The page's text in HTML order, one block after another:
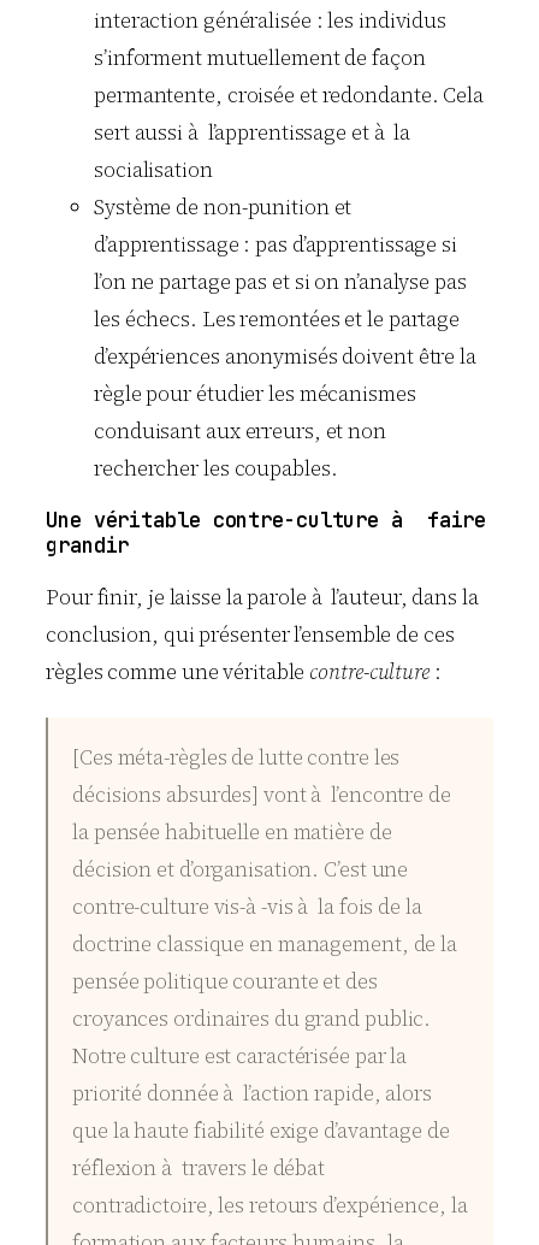
interaction généralisée : les individus
s’informent mutuellement de façon
permantente, croisée et redondante. Cela
sert aussi à l’apprentissage et à la
socialisation
Système de non-punition et
d’apprentissage : pas d’apprentissage si
l’on ne partage pas et si on n’analyse pas
les échecs. Les remontées et le partage
d’expériences anonymisés doivent être la
règle pour étudier les mécanismes
conduisant aux erreurs, et non
rechercher les coupables.
Une véritable contre-culture à faire
grandir
Pour finir, je laisse la parole à l’auteur, dans la
conclusion, qui présenter l’ensemble de ces
règles comme une véritable contre-culture:
[Ces méta-règles de lutte contre les
décisions absurdes] vont à l’encontre de
la pensée habituelle en matière de
décision et d’organisation. C’est une
contre-culture vis-à -vis à la fois de la
doctrine classique en management, de la
pensée politique courante et des
croyances ordinaires du grand public.
Notre culture est caractérisée par la
priorité donnée à l’action rapide, alors
que la haute fiabilité exige d’avantage de
réflexion à travers le débat
contradictoire, les retours d’expérience, la